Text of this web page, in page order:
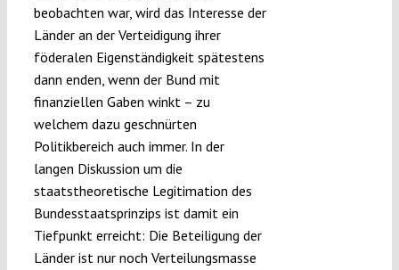
beobachten war, wird das Interesse der
Länder an der Verteidigung ihrer
föderalen Eigenständigkeit spätestens
dann enden, wenn der Bund mit
finanziellen Gaben winkt – zu
welchem dazu geschnürten
Politikbereich auch immer. In der
langen Diskussion um die
staatstheoretische Legitimation des
Bundesstaatsprinzips ist damit ein
Tiefpunkt erreicht: Die Beteiligung der
Länder ist nur noch Verteilungsmasse